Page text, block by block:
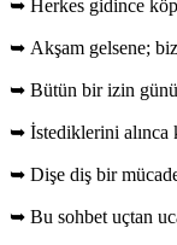
➥ Herkes gidince
➥ Akşam gelsene;
➥ Bütün bir izin
➥ İstediklerini alınca
➥ Dişe diş bir
➥ Bu sohbet uçtan